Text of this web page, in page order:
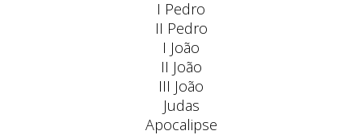
I Pedro
II Pedro
I João
II João
III João
Judas
Apocalipse